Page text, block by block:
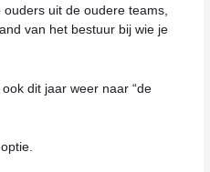
uit de oudere teams,
van het bestuur bij wie je
dit jaar weer naar “de